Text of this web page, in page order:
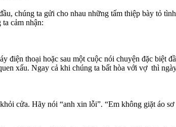
chúng ta gửi cho nhau những tấm thiệp bày tỏ
cảm nhận:
thoại hoặc sau một cuộc nói chuyện đặc biệt
xấu. Ngay cả khi chúng ta bất hòa với vợ thì
cửa. Hãy nói “anh xin lỗi”. “Em không giặt áo